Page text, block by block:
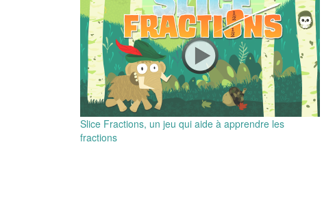
Slice Fractions, un jeu qui aide à apprendre les
fractions